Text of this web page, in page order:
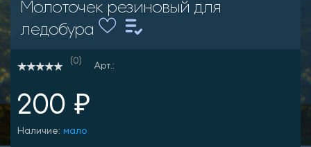
Молоточек резиновый для
ледобура
(0)
Арт.:
200 ₽
Наличие: мало